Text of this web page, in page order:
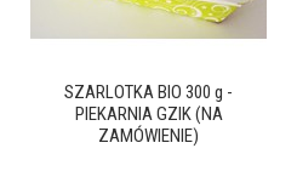
SZARLOTKA BIO 300 g -
PIEKARNIA GZIK (NA
ZAMÓWIENIE)